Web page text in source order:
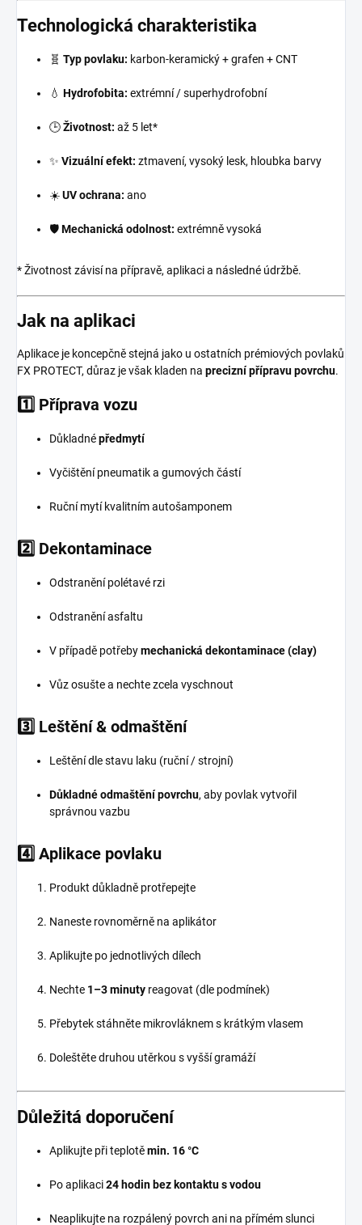
Technologická charakteristika
🧬 Typ povlaku: karbon-keramický + grafen + CNT
💧 Hydrofobita: extrémní / superhydrofobní
🕒Životnost: až 5 let*
✨ Vizuální efekt: ztmavení, vysoký lesk, hloubka barvy
☀️UV ochrana: ano
🛡️Mechanická odolnost: extrémně vysoká
* Životnost závisí na přípravě, aplikaci a následné údržbě.
Jak na aplikaci
Aplikace je koncepčně stejná jako u ostatních prémiových povlaků
FX PROTECT, důraz je však kladen na precizní přípravu povrchu.
1️⃣ Příprava vozu
Důkladnépředmytí
Vyčištění pneumatik a gumových částí
Ruční mytí kvalitním autošamponem
2️⃣ Dekontaminace
Odstranění polétavé rzi
Odstranění asfaltu
V případě potřebymechanická dekontaminace (clay)
Vůz osušte a nechte zcela vyschnout
3️⃣ Leštění & odmaštění
Leštění dle stavu laku (ruční / strojní)
Důkladné odmaštění povrchu, aby povlak vytvořil
správnou vazbu
4️⃣ Aplikace povlaku
Produkt důkladně protřepejte
Naneste rovnoměrně na aplikátor
Aplikujte po jednotlivých dílech
Nechte 1–3 minuty reagovat (dle podmínek)
Přebytek stáhněte mikrovláknem s krátkým vlasem
Doleštěte druhou utěrkou s vyšší gramáží
Důležitá doporučení
Aplikujte při teplotěmin. 16 °C
Po aplikaci24 hodin bez kontaktu s vodou
Neaplikujte na rozpálený povrch ani na přímém slunci